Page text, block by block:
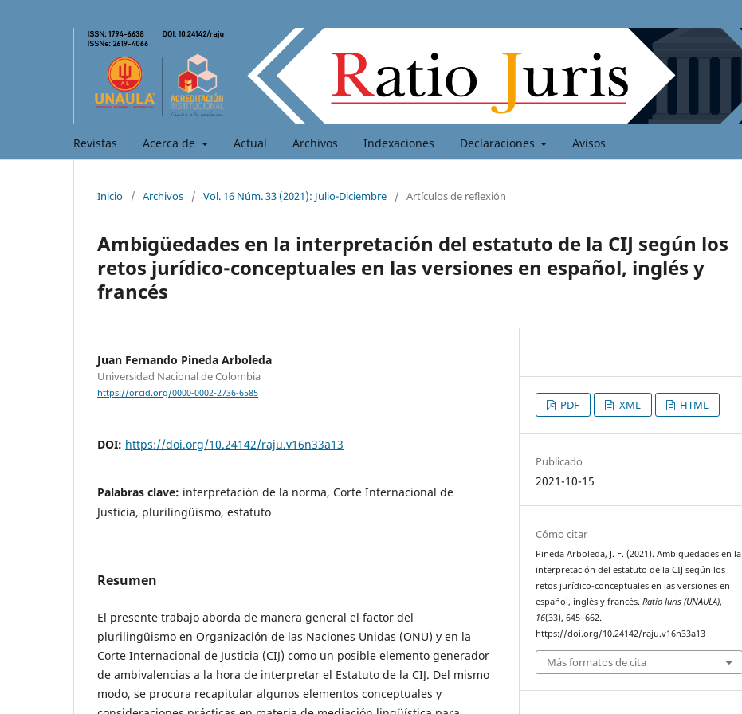
Revistas Acerca de Actual Archivos Indexaciones Declaraciones Avisos
Inicio / Archivos / Vol. 16 Núm. 33 (2021): Julio-Diciembre / Artículos de reflexión
Ambigüedades en la interpretación del estatuto de la CIJ según los
retos jurídico-conceptuales en las versiones en español, inglés y
francés
Juan Fernando Pineda Arboleda
Universidad Nacional de Colombia
https://orcid.org/0000-0002-2736-6585
DOI: https://doi.org/10.24142/raju.v16n33a13
Palabras clave: interpretación de la norma, Corte Internacional de
Justicia, plurilingüismo, estatuto
Resumen
El presente trabajo aborda de manera general el factor del
plurilingüismo en Organización de las Naciones Unidas (ONU) y en la
Corte Internacional de Justicia (CIJ) como un posible elemento generador
de ambivalencias a la hora de interpretar el Estatuto de la CIJ. Del mismo
modo, se procura recapitular algunos elementos conceptuales y
PDF XML HTML
Publicado
2021-10-15
Cómo citar
Pineda Arboleda, J. F. (2021). Ambigüedades en la
interpretación del estatuto de la CIJ según los
retos jurídico-conceptuales en las versiones en
español, inglés y francés.Ratio Juris (UNAULA),
16(33), 645–662.
https://doi.org/10.24142/raju.v16n33a13
Más formatos de cita